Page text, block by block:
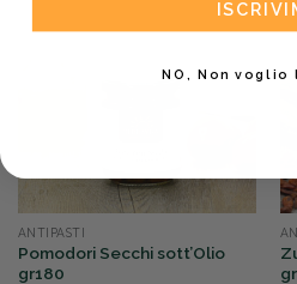
ANTIPASTI
Pomodori Secchi sott’Olio
gr180
NO, Non voglio